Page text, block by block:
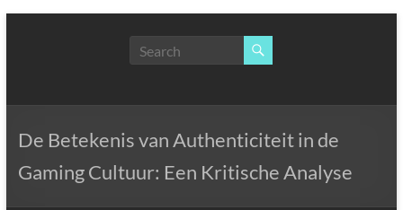
Line
Techniques
De Betekenis van Authenticiteit in de
Gaming Cultuur: Een Kritische Analyse